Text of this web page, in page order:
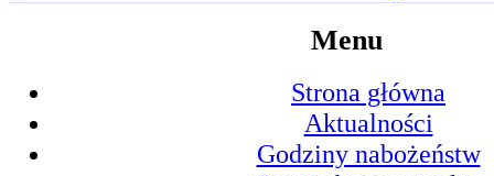
Menu
Strona główna
Aktualności
Godziny nabożeństw